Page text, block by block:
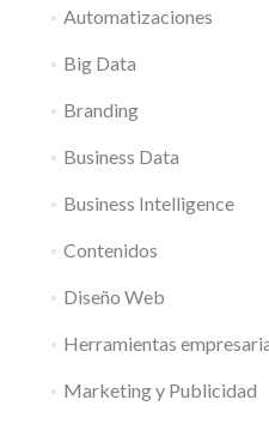
Automatizaciones
Big Data
Branding
Business Data
Business Intelligence
Contenidos
Diseño Web
Herramientas
Marketing y Publicidad